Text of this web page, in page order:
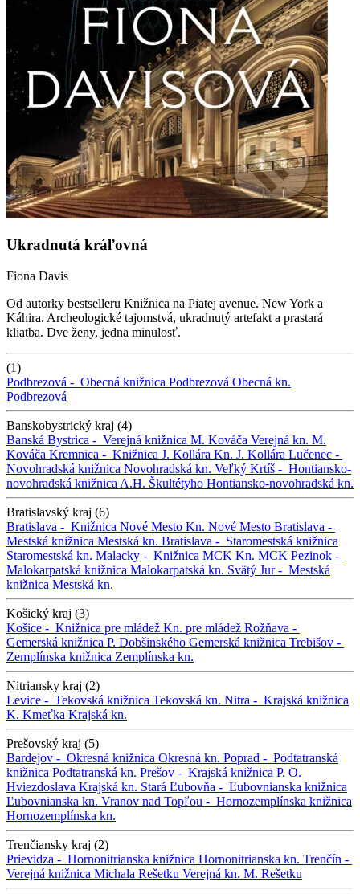
Ukradnutá kráľovná
Fiona Davis
Od autorky bestselleru Knižnica na Piatej avenue. New York a
Káhira. Archeologické tajomstvá, ukradnutý artefakt a prastará
kliatba. Dve ženy, jedna minulosť.
(1)
Podbrezová - Obecná knižnica Podbrezová Obecná kn.
Podbrezová
Banskobystrický kraj (4)
Banská Bystrica - Verejná knižnica M. Kováča Verejná kn. M.
Kováča Kremnica - Knižnica J. Kollára Kn. J. Kollára Lučenec -
Novohradská knižnica Novohradská kn. Veľký Krtíš - Hontiansko-
novohradská knižnica A.H. Škultétyho Hontiansko-novohradská kn.
Bratislavský kraj (6)
Bratislava - Knižnica Nové Mesto Kn. Nové Mesto Bratislava -
Mestská knižnica Mestská kn. Bratislava - Staromestská knižnica
Staromestská kn. Malacky - Knižnica MCK Kn. MCK Pezinok -
Malokarpatská knižnica Malokarpatská kn. Svätý Jur - Mestská
knižnica Mestská kn.
Košický kraj (3)
Košice - Knižnica pre mládež Kn. pre mládež Rožňava -
Gemerská knižnica P. Dobšinského Gemerská knižnica Trebišov -
Zemplínska knižnica Zemplínska kn.
Nitriansky kraj (2)
Levice - Tekovská knižnica Tekovská kn. Nitra - Krajská knižnica
K. Kmeťka Krajská kn.
Prešovský kraj (5)
Bardejov - Okresná knižnica Okresná kn. Poprad - Podtatranská
knižnica Podtatranská kn. Prešov - Krajská knižnica P. O.
Hviezdoslava Krajská kn. Stará Ľubovňa - Ľubovnianska knižnica
Ľubovnianska kn. Vranov nad Topľou - Hornozemplínska knižnica
Hornozemplínska kn.
Trenčiansky kraj (2)
Prievidza - Hornonitrianska knižnica Hornonitrianska kn. Trenčín -
Verejná knižnica Michala Rešetku Verejná kn. M. Rešetku